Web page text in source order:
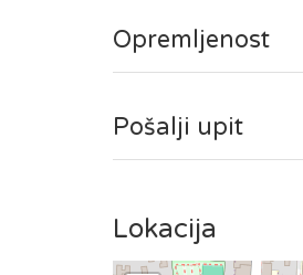
tržnicom Dolac i Trgom
Tramvajska stanica
Opremljenost
Pošalji upit
Lokacija